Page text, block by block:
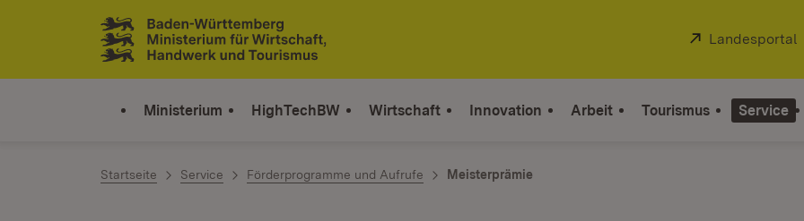
Zum Inhalt springen
Link zur Startseite
Extern:
Landesportal
Ministerium HighTechBW Wirtschaft Innovation Arbeit Tourismus Service
Startseite Service Förderprogramme und Aufrufe Meisterprämie